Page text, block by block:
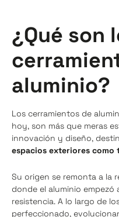
¿Qué son
aluminio?
Los cerramientos de
hoy, son más que meras
innovación y diseño,
espacios exteriores como
Su origen se remonta a la
donde el aluminio empezó
resistencia. A lo largo de
perfeccionado,